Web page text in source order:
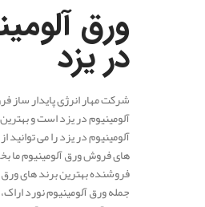
ورق
در یزد
شرکت مهار انرژی پایدار ساز
آلومینیوم در یزد است و
آلومینیوم در یزد را می توانید
های فروش ورق آلومینیوم ما
فروشنده بهترین برند های ورق
جمله ورق آلومینیوم نورد